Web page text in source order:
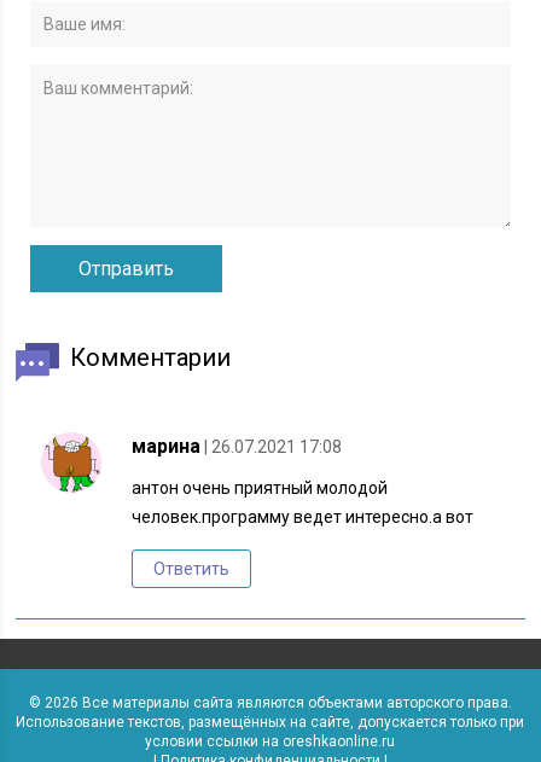
Комментарии
марина | 26.07.2021 17:08
антон очень приятный молодой
человек.программу ведет интересно.а вот
Ответить
© 2026 Все материалы сайта являются объектами авторского права.
Использование текстов, размещённых на сайте, допускается только при
условии ссылки на oreshkaonline.ru